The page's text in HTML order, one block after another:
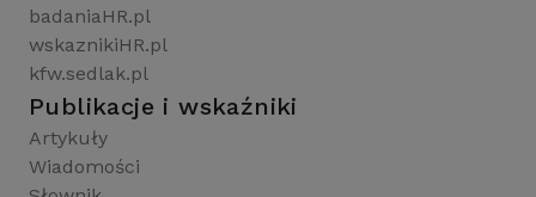
badaniaHR.pl
wskaznikiHR.pl
kfw.sedlak.pl
Publikacje i wskaźniki
Artykuły
Wiadomości